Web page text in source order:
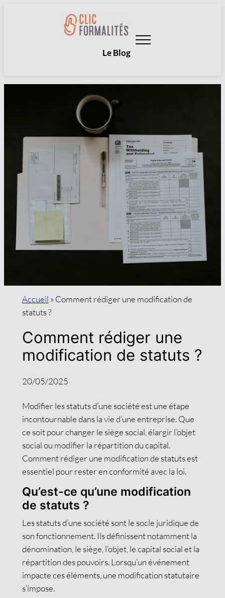
Le Blog
Accueil » Comment rédiger une modification de
statuts ?
Comment rédiger une
modification de statuts ?
20/05/2025
Modifier les statuts d’une société est une étape
incontournable dans la vie d’une entreprise. Que
ce soit pour changer le siège social, élargir l’objet
social ou modifier la répartition du capital.
Comment rédiger une modification de statuts est
essentiel pour rester en conformité avec la loi.
Qu’est-ce qu’une modification
de statuts ?
Les statuts d’une société sont le socle juridique de
son fonctionnement. Ils définissent notamment la
dénomination, le siège, l’objet, le capital social et la
répartition des pouvoirs. Lorsqu’un événement
impacte ces éléments, une modification statutaire
s’impose.